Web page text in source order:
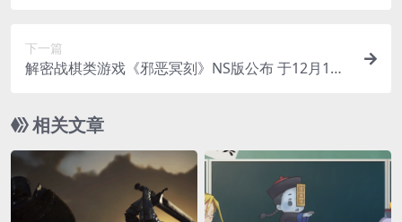
下一篇
解密战棋类游戏《邪恶冥刻》NS版公布 于12月1日
相关文章